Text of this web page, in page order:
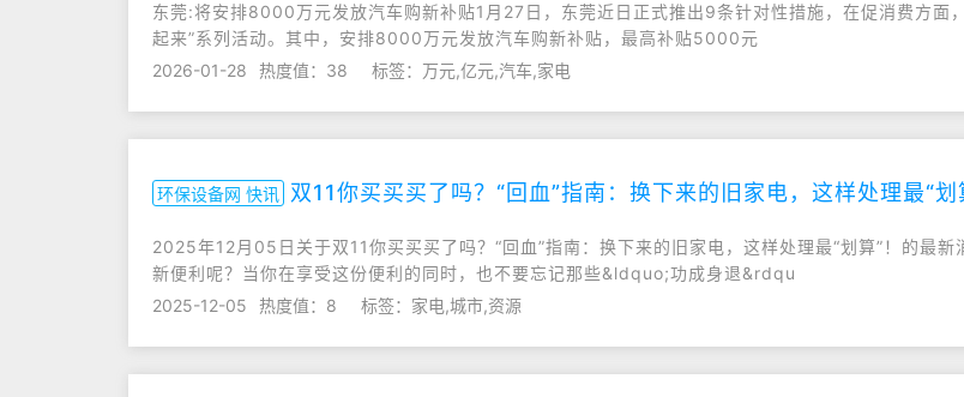
东莞:将安排8000万元发放汽车购新补贴1月27日，东莞近日正式推出9条针对性措施，在促消费方面
起来”系列活动。其中，安排8000万元发放汽车购新补贴，最高补贴5000元
2026-01-28
热度值：38 标签：万元,亿元,汽车,家电
环保设备网 快讯 双11你买买买了吗？“回血”指南：换下来的旧家电，这样处理最“划
2025年12月05日关于双11你买买买了吗？“回血”指南：换下来的旧家电，这样处理最“划算”！的最
新便利呢？当你在享受这份便利的同时，也不要忘记那些&ldquo;功成身退&rdqu
2025-12-05
热度值：8 标签：家电,城市,资源